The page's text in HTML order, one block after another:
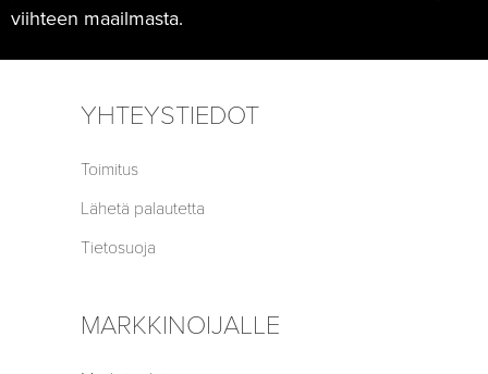
viihteen maailmasta.
YHTEYSTIEDOT
Toimitus
Lähetä palautetta
Tietosuoja
MARKKINOIJALLE